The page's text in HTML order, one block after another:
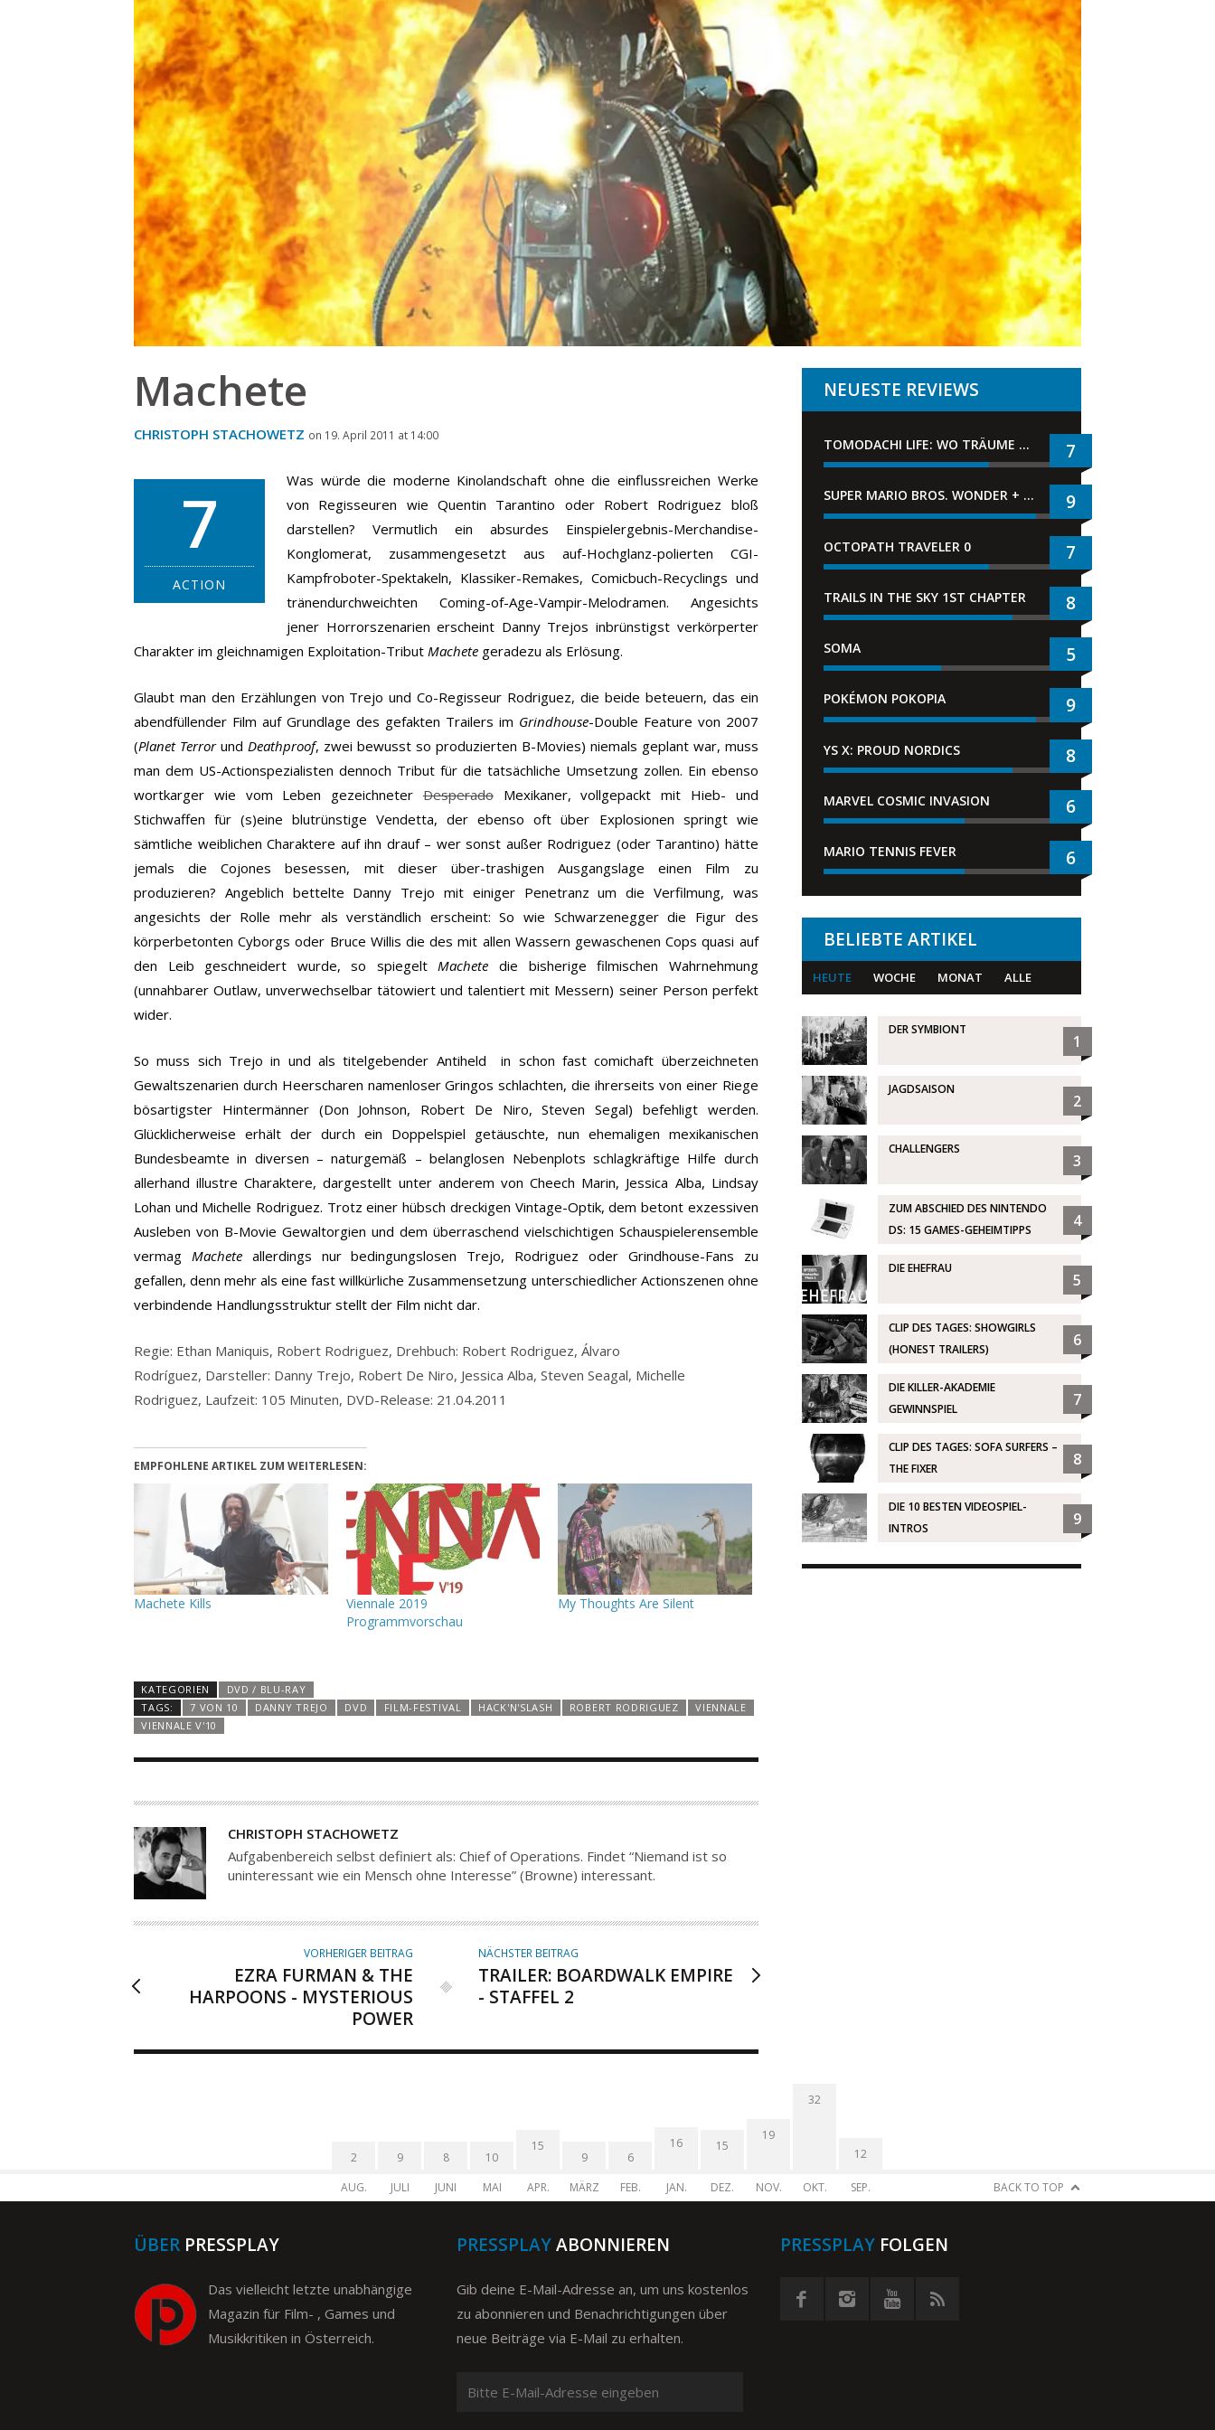
Machete
CHRISTOPH STACHOWETZ on 19. April 2011 at 14:00
7
ACTION
Was würde die moderne Kinolandschaft ohne die einflussreichen Werke
von Regisseuren wie Quentin Tarantino oder Robert Rodriguez bloß
darstellen? Vermutlich ein absurdes Einspielergebnis-Merchandise-
Konglomerat, zusammengesetzt aus auf-Hochglanz-polierten CGI-
Kampfroboter-Spektakeln, Klassiker-Remakes, Comicbuch-Recyclings und
tränendurchweichten Coming-of-Age-Vampir-Melodramen. Angesichts
jener Horrorszenarien erscheint Danny Trejos inbrünstigst verkörperter
Charakter im gleichnamigen Exploitation-Tribut Machete geradezu als Erlösung.
Glaubt man den Erzählungen von Trejo und Co-Regisseur Rodriguez, die beide beteuern, das ein
abendfüllender Film auf Grundlage des gefakten Trailers im Grindhouse-Double Feature von 2007
(Planet Terrorund Deathproof, zwei bewusst so produzierten B-Movies) niemals geplant war, muss
man dem US-Actionspezialisten dennoch Tribut für die tatsächliche Umsetzung zollen. Ein ebenso
wortkarger wie vom Leben gezeichneterDesperadoMexikaner, vollgepackt mit Hieb- und
Stichwaffen für (s)eine blutrünstige Vendetta, der ebenso oft über Explosionen springt wie
sämtliche weiblichen Charaktere auf ihn drauf – wer sonst außer Rodriguez (oder Tarantino) hätte
jemals die Cojones besessen, mit dieser über-trashigen Ausgangslage einen Film zu
produzieren? Angeblich bettelte Danny Trejo mit einiger Penetranz um die Verfilmung, was
angesichts der Rolle mehr als verständlich erscheint: So wie Schwarzenegger die Figur des
körperbetonten Cyborgs oder Bruce Willis die des mit allen Wassern gewaschenen Cops quasi auf
den Leib geschneidert wurde, so spiegelt Machete die bisherige filmischen Wahrnehmung
(unnahbarer Outlaw, unverwechselbar tätowiert und talentiert mit Messern) seiner Person perfekt
wider.
So muss sich Trejo in und als titelgebender Antiheld in schon fast comichaft überzeichneten
Gewaltszenarien durch Heerscharen namenloser Gringos schlachten, die ihrerseits von einer Riege
bösartigster Hintermänner (Don Johnson, Robert De Niro, Steven Segal) befehligt werden.
Glücklicherweise erhält der durch ein Doppelspiel getäuschte, nun ehemaligen mexikanischen
Bundesbeamte in diversen – naturgemäß – belanglosen Nebenplots schlagkräftige Hilfe durch
allerhand illustre Charaktere, dargestellt unter anderem von Cheech Marin, Jessica Alba, Lindsay
Lohan und Michelle Rodriguez. Trotz einer hübsch dreckigen Vintage-Optik, dem betont exzessiven
Ausleben von B-Movie Gewaltorgien und dem überraschend vielschichtigen Schauspielerensemble
vermag Macheteallerdings nur bedingungslosen Trejo, Rodriguez oder Grindhouse-Fans zu
gefallen, denn mehr als eine fast willkürliche Zusammensetzung unterschiedlicher Actionszenen ohne
verbindende Handlungsstruktur stellt der Film nicht dar.
Regie: Ethan Maniquis, Robert Rodriguez, Drehbuch: Robert Rodriguez, Álvaro
Rodríguez, Darsteller: Danny Trejo, Robert De Niro, Jessica Alba, Steven Seagal, Michelle
Rodriguez, Laufzeit: 105 Minuten, DVD-Release: 21.04.2011
EMPFOHLENE ARTIKEL ZUM WEITERLESEN:
Machete Kills
Viennale 2019
Programmvorschau
My Thoughts Are Silent
KATEGORIEN
DVD / BLU-RAY
TAGS:
7 VON 10 DANNY TREJO DVD FILM-FESTIVAL HACK'N'SLASH ROBERT RODRIGUEZ
VIENNALE
VIENNALE V'10
A
U
T
R
CHRISTOPH STACHOWETZ
Aufgabenbereich selbst definiert als: Chief of Operations. Findet “Niemand ist so
uninteressant wie ein Mensch ohne Interesse” (Browne) interessant.
VORHERIGER BEITRAG
EZRA FURMAN & THE
HARPOONS - MYSTERIOUS
POWER
NÄCHSTER BEITRAG
TRAILER: BOARDWALK EMPIRE
- STAFFEL 2
NEUESTE REVIEWS
TOMODACHI LIFE: WO TRÄUME WAHR WERDEN 7
SUPER MARIO BROS. WONDER + GEMEINSAM IM BELLABEL-PARK 9
OCTOPATH TRAVELER 0 7
TRAILS IN THE SKY 1ST CHAPTER 8
SOMA 5
POKÉMON POKOPIA 9
YS X: PROUD NORDICS 8
MARVEL COSMIC INVASION 6
MARIO TENNIS FEVER 6
BELIEBTE ARTIKEL
HEUTE WOCHE MONAT ALLE
DER SYMBIONT
1
JAGDSAISON
2
CHALLENGERS
3
ZUM ABSCHIED DES NINTENDO
DS: 15 GAMES-GEHEIMTIPPS
4
DIE EHEFRAU
5
CLIP DES TAGES: SHOWGIRLS
(HONEST TRAILERS)
6
DIE KILLER-AKADEMIE
GEWINNSPIEL
7
CLIP DES TAGES: SOFA SURFERS –
THE FIXER
8
DIE 10 BESTEN VIDEOSPIEL-
INTROS
9
2
AUG.
9
JULI
8
JUNI
10
MAI
15
APR.
9
MÄRZ
6
FEB.
16
JAN.
15
DEZ.
19
NOV.
32
OKT.
12
SEP. BACK TO TOP
ÜBER PRESSPLAY
Das vielleicht letzte unabhängige
Magazin für Film- , Games und
Musikkritiken in Österreich.
PRESSPLAYABONNIEREN
Gib deine E-Mail-Adresse an, um uns kostenlos
zu abonnieren und Benachrichtigungen über
neue Beiträge via E-Mail zu erhalten.
PRESSPLAYFOLGEN